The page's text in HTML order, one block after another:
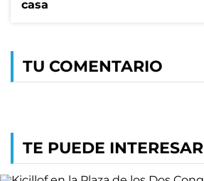
casa
TU COMENTARIO
TE PUEDE INTERESAR